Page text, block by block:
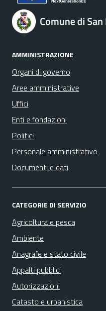
Comune di
AMMINISTRAZIONE
Organi di governo
Aree amministrative
Uffici
Enti e fondazioni
Politici
Personale amministrativo
Documenti e dati
CATEGORIE DI SERVIZIO
Agricoltura e pesca
Ambiente
Anagrafe e stato civile
Appalti pubblici
Autorizzazioni
Catasto e urbanistica